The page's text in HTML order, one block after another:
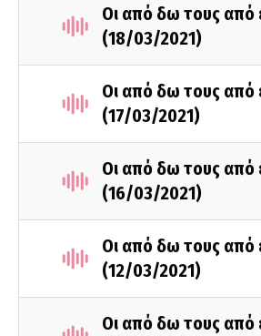
Οι από δω τους από
(18/03/2021)
Οι από δω τους από
(17/03/2021)
Οι από δω τους από
(16/03/2021)
Οι από δω τους από
(12/03/2021)
Οι από δω τους από